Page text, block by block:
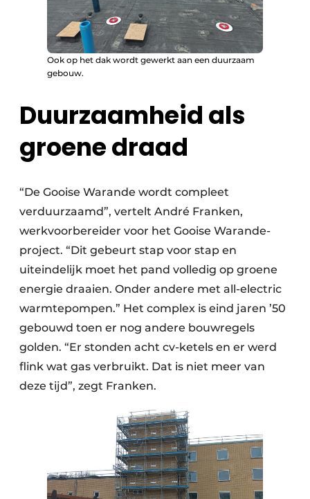
Ook op het dak wordt gewerkt aan een duurzaam
gebouw.
Duurzaamheid als
groene draad
“De Gooise Warande wordt compleet
verduurzaamd”, vertelt André Franken,
werkvoorbereider voor het Gooise Warande-
project. “Dit gebeurt stap voor stap en
uiteindelijk moet het pand volledig op groene
energie draaien. Onder andere met all-electric
warmtepompen.” Het complex is eind jaren ’50
gebouwd toen er nog andere bouwregels
golden. “Er stonden acht cv-ketels en er werd
flink wat gas verbruikt. Dat is niet meer van
deze tijd”, zegt Franken.